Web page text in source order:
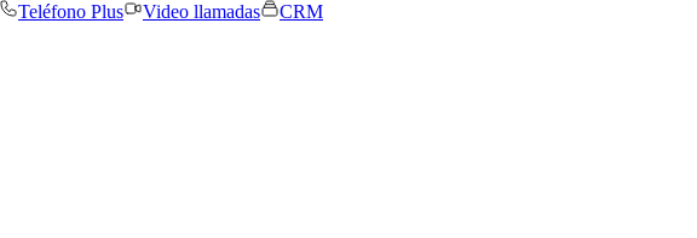
Teléfono Plus Video llamadas
CRM